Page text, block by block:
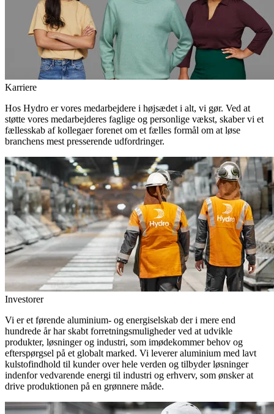
Karriere
Hos Hydro er vores medarbejdere i højsædet i alt, vi gør. Ved at
støtte vores medarbejderes faglige og personlige vækst, skaber vi et
fællesskab af kollegaer forenet om et fælles formål om at løse
branchens mest presserende udfordringer.
Investorer
Vi er et førende aluminium- og energiselskab der i mere end
hundrede år har skabt forretningsmuligheder ved at udvikle
produkter, løsninger og industri, som imødekommer behov og
efterspørgsel på et globalt marked. Vi leverer aluminium med lavt
kulstofindhold til kunder over hele verden og tilbyder løsninger
indenfor vedvarende energi til industri og erhverv, som ønsker at
drive produktionen på en grønnere måde.